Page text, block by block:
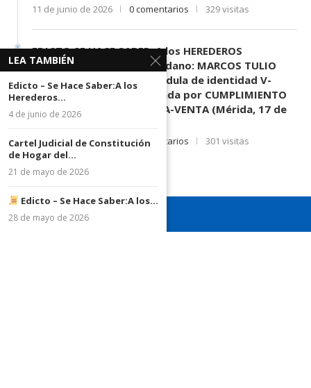
11 de junio de 2026 0 comentarios 329 visitas
EDICTO SE HACE SABER: A los HEREDEROS
DESCONOCIDOS del ciudadano: MARCOS TULIO
MORENO HERRERA, (
) cédula de identidad V-
3.003.963, Parte demandada por CUMPLIMIENTO
DE CONTRATO DE COMPRA-VENTA (Mérida, 17 de
17 de junio de 2026 0 comentarios 301 visitas
LEA TAMBIÉN
Edicto – Se Hace Saber:A los
Herederos...
4 de junio de 2026
Cartel Judicial de Constitución
de Hogar del...
21 de mayo de 2026
Edicto – Se Hace Saber:A los...
28 de mayo de 2026